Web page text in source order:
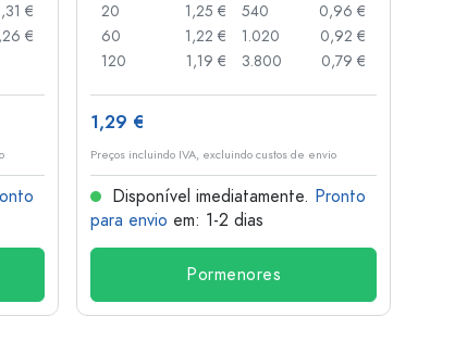
€
€
20
1,25 €
60
1,22 €
120
1,19 €
540
0,96 €
1.020
0,92 €
3.800
0,79 €
1,29 €
Preços incluindo IVA, excluindo custos de envio
Disponível imediatamente. Pronto
para envio em: 1-2 dias
Pormenores